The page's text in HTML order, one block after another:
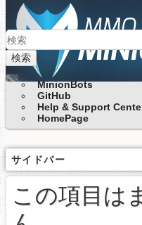
検索
MinionBots
GitHub
Help & Support
HomePage
サイドバー
この項目は